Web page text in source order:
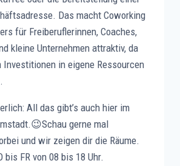
Das macht Coworking
für Freiberuflerinnen, Coaches,
kleine Unternehmen attraktiv, da
Investitionen in eigene Ressourcen
All das gibt’s auch hier im
gerne mal
und wir zeigen dir die Räume.
FR von 08 bis 18 Uhr.